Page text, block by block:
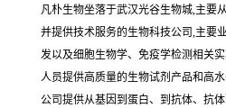
凡朴生物坐落于武汉光谷生物城,主要
并提供技术服务的生物科技公司,主要
发以及细胞生物学、免疫学检测相关
人员提供高质量的生物试剂产品和高水
公司提供从基因到蛋白、到抗体、抗